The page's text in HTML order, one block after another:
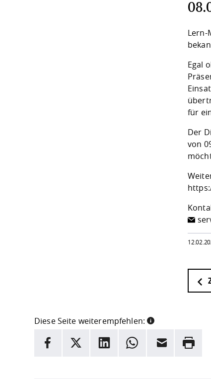
Lern-
Egal
für
Der
von
Diese Seite weiterempfehlen:
INFORMATION
Facebook
X LinkedInWhatsappE-Mail Drucken